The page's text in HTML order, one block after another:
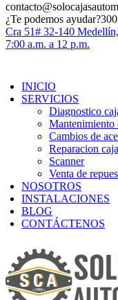
¿Te podemos ayudar?
Cra 51# 32-140
7:00 a.m. a 12 p.m.
INICIO
SERVICIOS
Diagnostico
Mantenimiento
Cambios de
Reparacion
Scanner
Venta de
NOSOTROS
INSTALACIONES
BLOG
CONTÁCTENOS